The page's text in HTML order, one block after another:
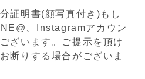
証明書(顔写真付き)もし
、Instagramアカウン
ざいます。ご提示を頂け
断りする場合がございま